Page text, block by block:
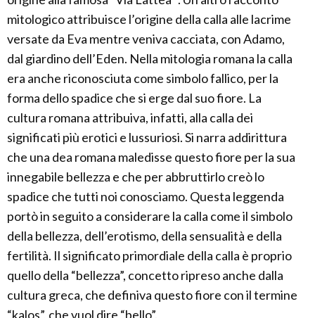
mitologico attribuisce l’origine della calla alle lacrime
versate da Eva mentre veniva cacciata, con Adamo,
dal giardino dell’Eden. Nella mitologia romana la calla
era anche riconosciuta come simbolo fallico, per la
forma dello spadice che si erge dal suo fiore. La
cultura romana attribuiva, infatti, alla calla dei
significati più erotici e lussuriosi. Si narra addirittura
che una dea romana maledisse questo fiore per la sua
innegabile bellezza e che per abbruttirlo creò lo
spadice che tutti noi conosciamo. Questa leggenda
portò in seguito a considerare la calla come il simbolo
della bellezza, dell’erotismo, della sensualità e della
fertilità. Il significato primordiale della calla è proprio
quello della “bellezza”, concetto ripreso anche dalla
cultura greca, che definiva questo fiore con il termine
“kalos”, che vuol dire “bello”.